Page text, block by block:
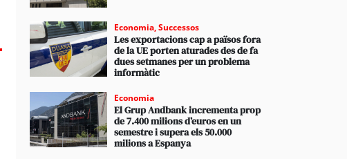
Economia,Successos
Les exportacions cap a països fora
de la UE porten aturades des de fa
dues setmanes per un problema
informàtic
Economia
El Grup Andbank incrementa prop
de 7.400 milions d’euros en un
semestre i supera els 50.000
milions a Espanya